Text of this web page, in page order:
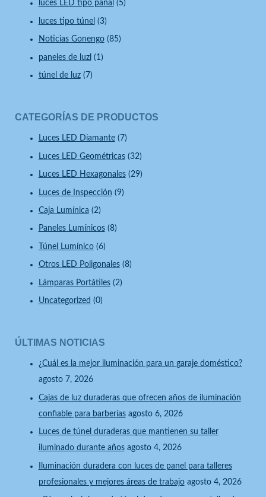
luces LED tipo panal (5)
luces tipo túnel (3)
Noticias Gonengo(85)
paneles de luzl (1)
túnel de luz(7)
CATEGORÍAS DE PRODUCTOS
Luces LED Diamante (7)
Luces LED Geométricas (32)
Luces LED Hexagonales (29)
Luces de Inspección (9)
Caja Lumínica (2)
Paneles Lumínicos (8)
Túnel Lumínico (6)
Otros LED Poligonales (8)
Lámparas Portátiles (2)
Uncategorized (0)
ÚLTIMAS NOTICIAS
¿Cuál es la mejor iluminación para un garaje doméstico?
agosto 7, 2026
Cajas de luz duraderas que ofrecen años de iluminación
confiable para barberías agosto 6, 2026
Luces de túnel duraderas que mantienen su taller
iluminado durante años agosto 4, 2026
Iluminación duradera con luces de panel para talleres
profesionales y mejores áreas de trabajo agosto 4, 2026